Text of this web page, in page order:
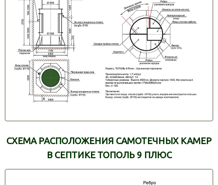
СХЕМА РАСПОЛОЖЕНИЯ САМОТЕЧНЫХ КАМЕР
В СЕПТИКЕ ТОПОЛЬ 9 ПЛЮС